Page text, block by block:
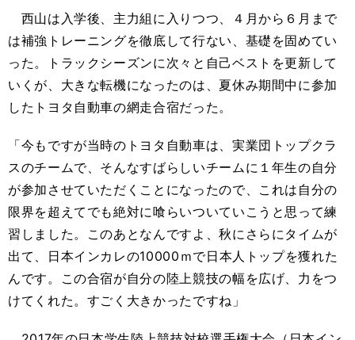
西山は入学後、主力組に入りつつ、４月から６月まで
は補強トレーニングを徹底して行ない、基礎を固めてい
った。トラックシーズンに次々と自己ベストを更新して
いくが、大きな転機になったのは、夏休み期間中に参加
したトヨタ自動車の網走合宿だった。
「今もですが当時のトヨタ自動車は、実業団トップクラ
スのチームで、そんなすばらしいチームに１年生の自分
が参加させていただくことになったので、これは自分の
限界を超えてでも絶対に喰らいついていこうと思って練
習しました。このあとなんですよ、秋にさらにタイムが
出て、日本インカレの10000ｍで日本人トップを獲れた
んです。この合宿が自分の陸上競技の幅を広げ、力をつ
けてくれた。すごく大きかったですね」